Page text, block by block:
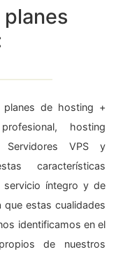
planes de hosting +
hosting
Servidores VPS y
características
servicio íntegro y de
estas cualidades
identificamos en el
de nuestros